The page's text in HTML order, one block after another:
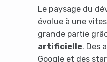
Le paysage du
évolue à une
grande partie
artificielle. Des
Google et des